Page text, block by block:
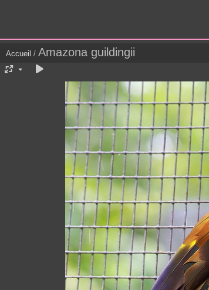
Accueil / Amazona guildingii